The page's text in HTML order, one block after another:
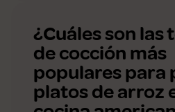
¿Cuáles son las
de cocción más
populares para
platos de arroz